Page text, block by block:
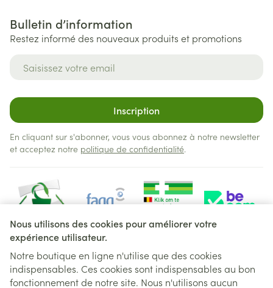
Nous utilisons des cookies pour améliorer votre
expérience utilisateur.
Notre boutique en ligne n'utilise que des cookies
indispensables. Ces cookies sont indispensables au bon
fonctionnement de notre site. Nous n'utilisons aucun
Bulletin d’information
Restez informé des nouveaux produits et promotions
Inscription
En cliquant sur s'abonner, vous vous abonnez à notre newsletter
et acceptez notre politique de confidentialité.
Liens légaux